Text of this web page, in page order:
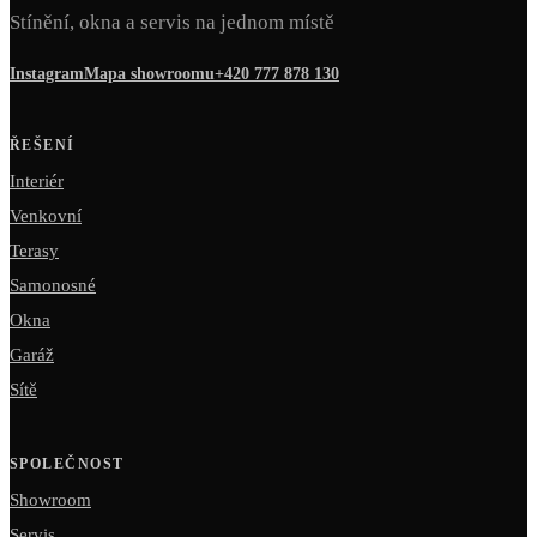
Stínění, okna a servis na jednom místě
InstagramMapa showroomu+420 777 878 130
ŘEŠENÍ
Interiér
Venkovní
Terasy
Samonosné
Okna
Garáž
Sítě
SPOLEČNOST
Showroom